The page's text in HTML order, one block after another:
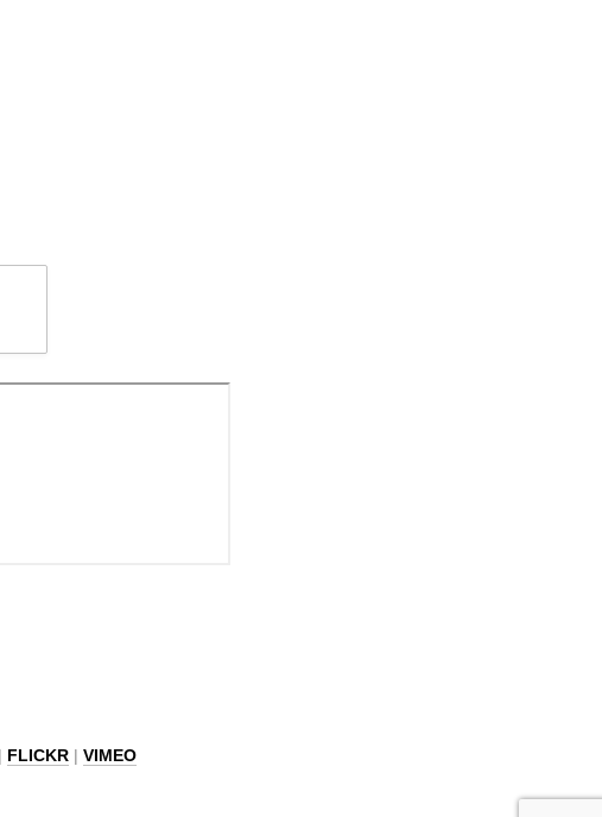
FLICKR VIMEO